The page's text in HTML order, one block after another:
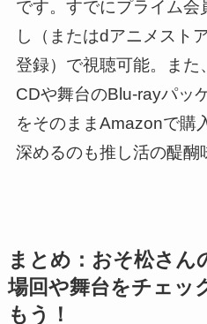
です。すでにプライム会
し（またはdアニメスト
登録）で視聴可能。また
CDや舞台のBlu-rayパッ
をそのままAmazonで購
深めるのも推し活の醍醐
まとめ：おそ松さん
場回や舞台をチェッ
もう！